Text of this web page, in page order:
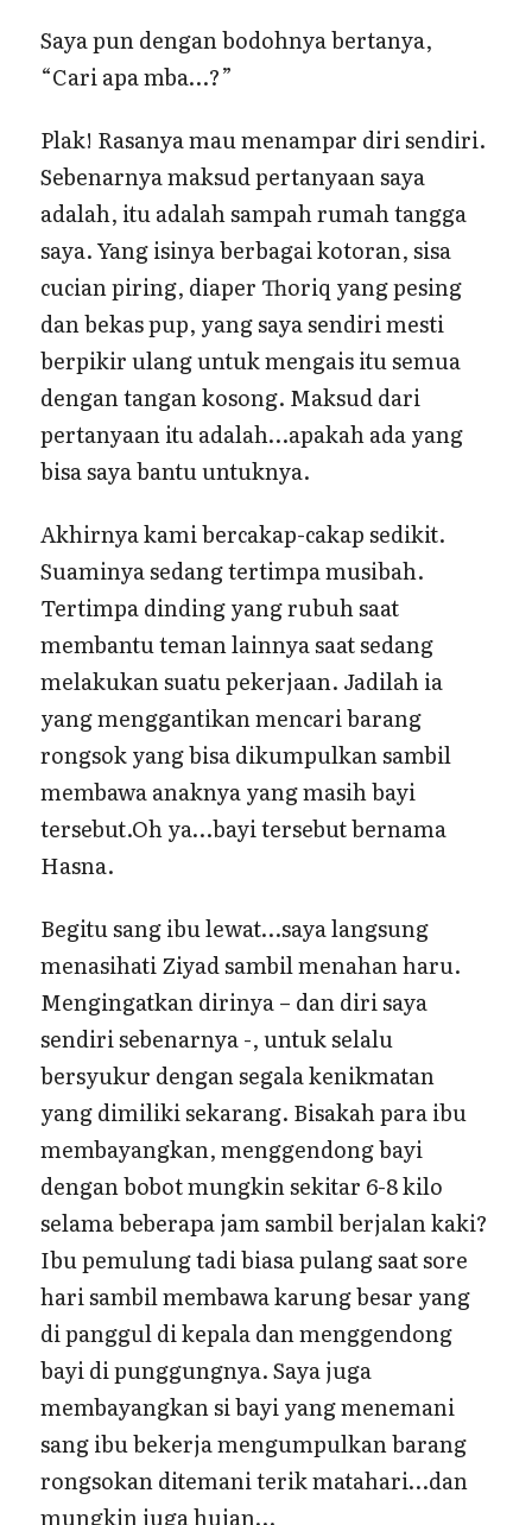
Saya pun dengan bodohnya bertanya,
“Cari apa mba…?”
Plak! Rasanya mau menampar diri sendiri.
Sebenarnya maksud pertanyaan saya
adalah, itu adalah sampah rumah tangga
saya. Yang isinya berbagai kotoran, sisa
cucian piring, diaper Thoriq yang pesing
dan bekas pup, yang saya sendiri mesti
berpikir ulang untuk mengais itu semua
dengan tangan kosong. Maksud dari
pertanyaan itu adalah…apakah ada yang
bisa saya bantu untuknya.
Akhirnya kami bercakap-cakap sedikit.
Suaminya sedang tertimpa musibah.
Tertimpa dinding yang rubuh saat
membantu teman lainnya saat sedang
melakukan suatu pekerjaan. Jadilah ia
yang menggantikan mencari barang
rongsok yang bisa dikumpulkan sambil
membawa anaknya yang masih bayi
tersebut.Oh ya…bayi tersebut bernama
Hasna.
Begitu sang ibu lewat…saya langsung
menasihati Ziyad sambil menahan haru.
Mengingatkan dirinya – dan diri saya
sendiri sebenarnya -, untuk selalu
bersyukur dengan segala kenikmatan
yang dimiliki sekarang. Bisakah para ibu
membayangkan, menggendong bayi
dengan bobot mungkin sekitar 6-8 kilo
selama beberapa jam sambil berjalan kaki?
Ibu pemulung tadi biasa pulang saat sore
hari sambil membawa karung besar yang
di panggul di kepala dan menggendong
bayi di punggungnya. Saya juga
membayangkan si bayi yang menemani
sang ibu bekerja mengumpulkan barang
rongsokan ditemani terik matahari…dan
mungkin juga hujan…